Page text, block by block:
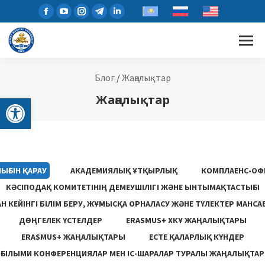
Open toolbar
Блог/Жаңалықтар
Жаңалықтар
ҚАРАУ АКАДЕМИЯЛЫҚ ҰТҚЫРЛЫҚ
КОМПЛАЕНС-
КӘСІПОДАҚ КОМИТЕТІНІҢ ДЕМЕУШІЛІГІ ЖӘНЕ ЫНТЫМАҚТАСТЫҒЫ
КЕЙІНГІ БІЛІМ БЕРУ, ЖҰМЫСҚА ОРНАЛАСУ ЖƏНЕ ТҮЛЕКТЕР
ДӨҢГЕЛЕК ҮСТЕЛДЕР
ERASMUS+ ХКҰ ЖАҢАЛЫҚТАРЫ
ERASMUS+ ЖАҢАЛЫҚТАРЫ
ЕСТЕ ҚАЛАРЛЫҚ КҮНДЕР
ҒЫЛЫМИ КОНФЕРЕНЦИЯЛАР МЕН ІС-ШАРАЛАР ТУРАЛЫ ЖАҢАЛЫҚТАР